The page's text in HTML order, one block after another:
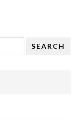
SEARCH